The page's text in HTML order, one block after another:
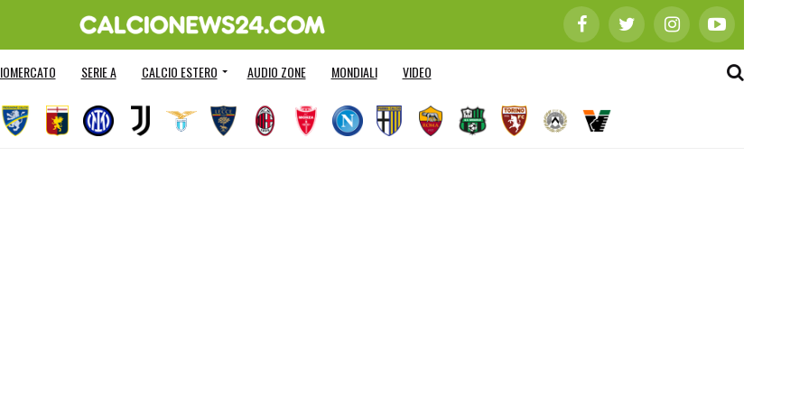
SERIE A CALCIO ESTERO AUDIO ZONE MONDIALI VIDEO